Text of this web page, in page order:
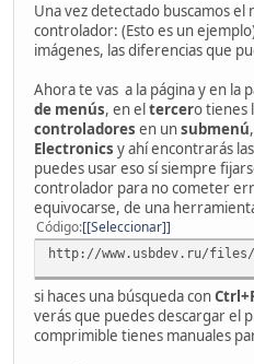
Una vez detectado buscamos el
controlador: (Esto es un
imágenes, las diferencias que
Ahora te vas a la página y en la
de menús, en eltercero tienes
controladores en unsubmenú
Electronics y ahí encontrarás
puedes usar eso sí siempre
controlador para no cometer
equivocarse, de una
Código [Seleccionar]
http://www.usbdev.ru/
si haces una búsqueda con
verás que puedes descargar el
comprimible tienes manuales